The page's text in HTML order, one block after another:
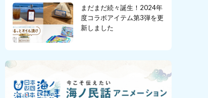
まだまだ続々誕生！2024年
度コラボアイテム第3弾を更
新しました